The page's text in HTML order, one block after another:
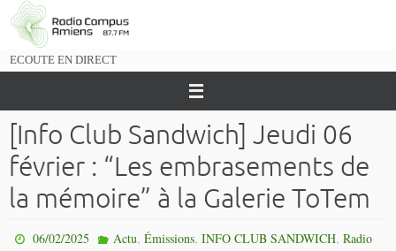
Passer
vers
ECOUTE EN DIRECT
[Info Club Sandwich] Jeudi 06
février : “Les embrasements de
la mémoire” à la Galerie ToTem
06/02/2025 Actu, Émissions, INFO CLUB SANDWICH, Radio